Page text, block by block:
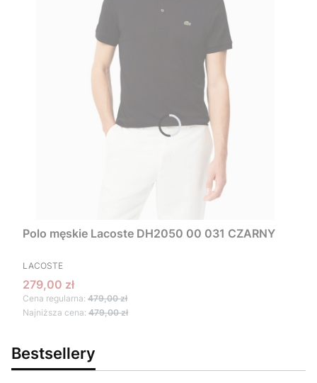
Polo męskie Lacoste DH2050 00 031 CZARNY
PRODUCENT
LACOSTE
Cena promocyjna
279,00 zł
Cena regularna: 479,00 zł
Najniższa cena: 479,00 zł
Bestsellery